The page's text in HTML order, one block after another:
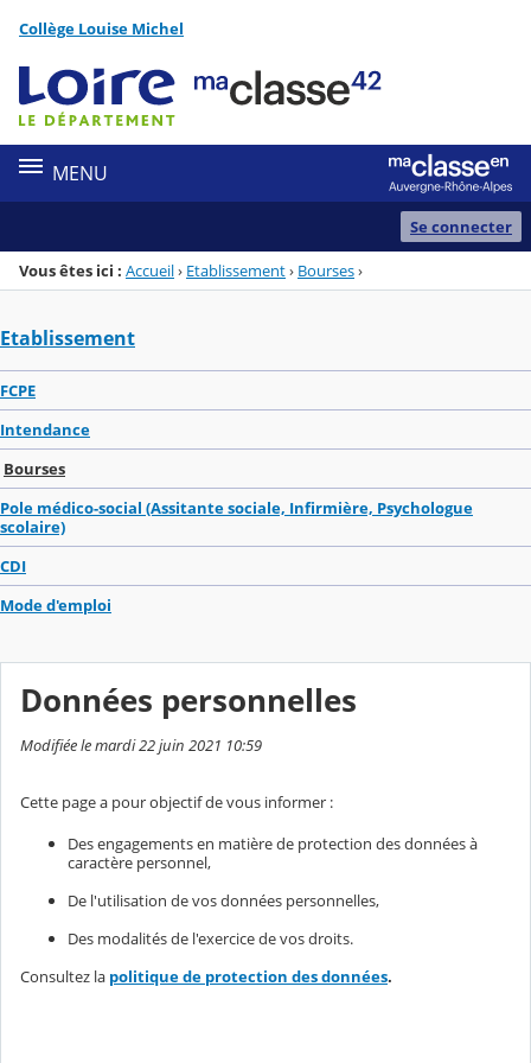
Menu de la rubrique
Contenu
Collège Louise Michel
MENU
Se connecter
Vous êtes ici : Accueil› Etablissement› Bourses›
Etablissement
FCPE
Intendance
Bourses
Pole médico-social (Assitante sociale, Infirmière, Psychologue
scolaire)
CDI
Mode d'emploi
Données personnelles
Modifiée le mardi 22 juin 2021 10:59
Cette page a pour objectif de vous informer :
Des engagements en matière de protection des données à
caractère personnel,
De l'utilisation de vos données personnelles,
Des modalités de l'exercice de vos droits.
Consultez la politique de protection des données.